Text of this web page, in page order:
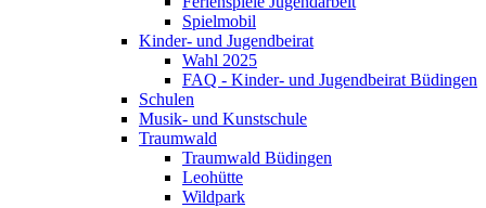
Spielmobil
Kinder- und Jugendbeirat
Wahl 2025
FAQ - Kinder- und Jugendbeirat Büdingen
Schulen
Musik- und Kunstschule
Traumwald
Traumwald Büdingen
Leohütte
Wildpark